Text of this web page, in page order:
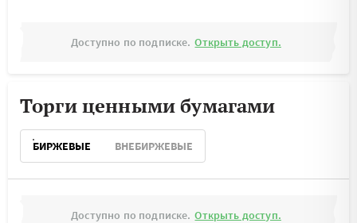
Доступно по подписке. Открыть доступ.
Торги ценными бумагами
БИРЖЕВЫЕ ВНЕБИРЖЕВЫЕ
Доступно по подписке. Открыть доступ.